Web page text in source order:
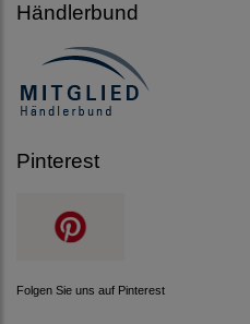
Händlerbund
Pinterest
Folgen Sie uns auf Pinterest